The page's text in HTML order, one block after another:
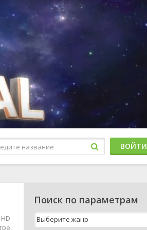
ВОЙТИ
Поиск по параметрам